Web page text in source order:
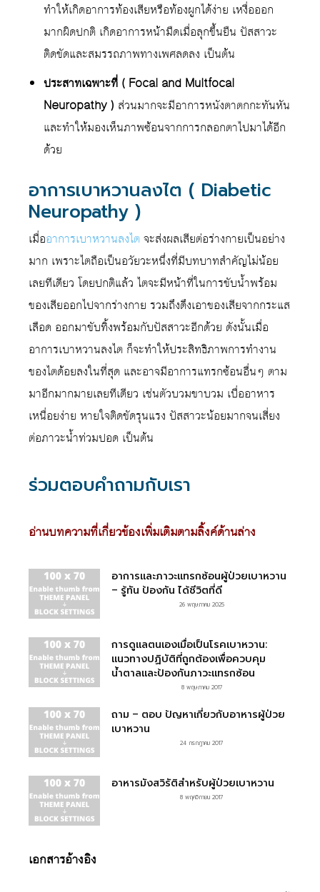
ทำให้เกิดอาการท้องเสียหรือท้องผูกได้ง่าย เหงื่อออก
มากผิดปกติ เกิดอาการหน้ามืดเมื่อลุกขึ้นยืน ปัสสาวะ
ติดขัดและสมรรถภาพทางเพศลดลง เป็นต้น
ประสาทเฉพาะที่ ( Focal and Multfocal
Neuropathy ) ส่วนมากจะมีอาการหนังตาตกกะทันหัน
และทำให้มองเห็นภาพซ้อนจากการกลอกตาไปมาได้อีก
ด้วย
อาการเบาหวานลงไต ( Diabetic
Neuropathy )
เมื่ออาการเบาหวานลงไต จะส่งผลเสียต่อร่างกายเป็นอย่าง
มาก เพราะไตถือเป็นอวัยวะหนึ่งที่มีบทบาทสำคัญไม่น้อย
เลยทีเดียว โดยปกติแล้ว ไตจะมีหน้าที่ในการขับน้ำพร้อม
ของเสียออกไปจากร่างกาย รวมถึงดึงเอาของเสียจากกระแส
เลือด ออกมาขับทิ้งพร้อมกับปัสสาวะอีกด้วย ดังนั้นเมื่อ
อาการเบาหวานลงไต ก็จะทำให้ประสิทธิภาพการทำงาน
ของไตด้อยลงในที่สุด และอาจมีอาการแทรกซ้อนอื่นๆ ตาม
มาอีกมากมายเลยทีเดียว เช่นตัวบวมขาบวม เบื่ออาหาร
เหนื่อยง่าย หายใจติดขัดรุนแรง ปัสสาวะน้อยมากจนเสี่ยง
ต่อภาวะน้ำท่วมปอด เป็นต้น
ร่วมตอบคำถามกับเรา
อ่านบทความที่เกี่ยวข้องเพิ่มเติมตามลิ้งค์ด้านล่าง
อาการและภาวะแทรกซ้อนผู้ป่วยเบาหวาน
– รู้ทัน ป้องกัน ได้ชีวิตที่ดี
26 พฤษภาคม 2025
การดูแลตนเองเมื่อเป็นโรคเบาหวาน:
แนวทางปฏิบัติที่ถูกต้องเพื่อควบคุม
น้ำตาลและป้องกันภาวะแทรกซ้อน
8 พฤษภาคม 2017
ถาม – ตอบ ปัญหาเกี่ยวกับอาหารผู้ป่วย
เบาหวาน
24 กรกฎาคม 2017
อาหารมังสวิรัติสำหรับผู้ป่วยเบาหวาน
8 พฤศจิกายน 2017
เอกสารอ้างอิง